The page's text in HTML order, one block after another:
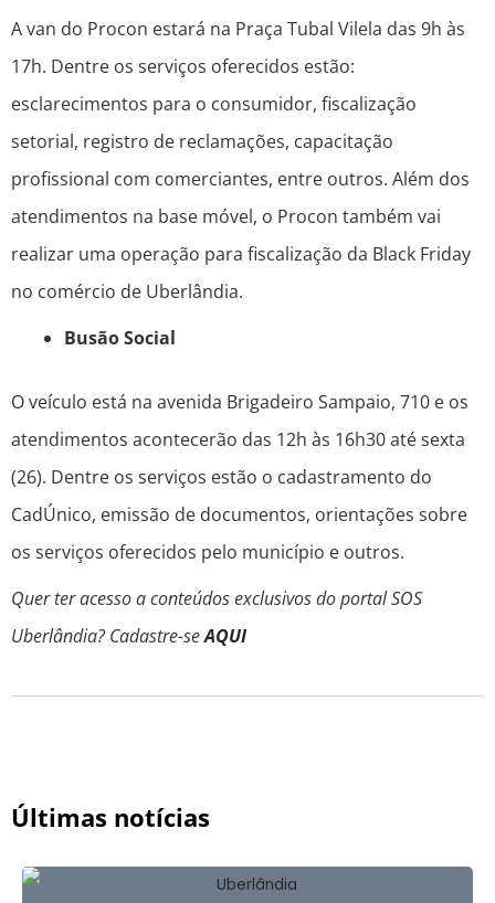
A van do Procon estará na Praça Tubal Vilela das 9h às
17h. Dentre os serviços oferecidos estão:
esclarecimentos para o consumidor, fiscalização
setorial, registro de reclamações, capacitação
profissional com comerciantes, entre outros. Além dos
atendimentos na base móvel, o Procon também vai
realizar uma operação para fiscalização da Black Friday
no comércio de Uberlândia.
Busão Social
O veículo está na avenida Brigadeiro Sampaio, 710 e os
atendimentos acontecerão das 12h às 16h30 até sexta
(26). Dentre os serviços estão o cadastramento do
CadÚnico, emissão de documentos, orientações sobre
os serviços oferecidos pelo município e outros.
Quer ter acesso a conteúdos exclusivos do portal SOS
Uberlândia? Cadastre-seAQUI
Últimas notícias